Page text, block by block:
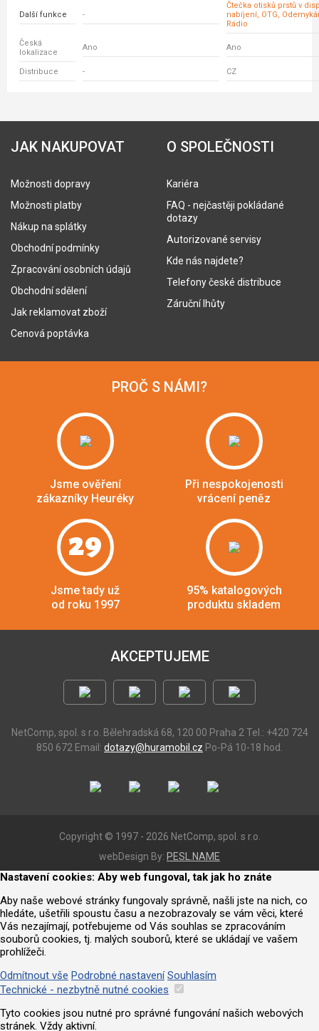
Další funkce -
Čtečka otisků prstů v
nabíjení, OTG,
Rádio
Česká
lokalizace
Ano Ano
Distribuce - CZ
JAK NAKUPOVAT
Možnosti dopravy
Možnosti platby
Nákup na splátky
Obchodní podmínky
Zpracování osobních údajů
Obchodní sdělení
Jak reklamovat zboží
Cenová poptávka
O SPOLEČNOSTI
Kariéra
FAQ - nejčastěji pokládané
dotazy
Autorizované servisy
Kde nás najdete?
Telefony české distribuce
Záruční lhůty
PROČ S NÁMI?
Jsme ověření
zákazníky Heuréky
Při nespokojenosti
vrácení peněz
29
Jsme tady už
od roku 1997
95% katalogových
produktu skladem
AKCEPTUJEME
NetComp, spol. s r.o. Bělehradská 68, 120 00 Praha 2 Tel.: +420 724
850 672 Email: dotazy@huramobil.cz Po-Pá 10-18 hod.
Copyright © 1997 - 2026 NetComp, spol. s r.o.
webDesign By: PESL.NAME
Nastavení cookies: Aby web fungoval, tak jak ho znáte
Aby naše webové stránky fungovaly správně, našli jste na nich, co
hledáte, ušetřili spoustu času a nezobrazovaly se vám věci, které
Vás nezajímají, potřebujeme od Vás souhlas se zpracováním
souborů cookies, tj. malých souborů, které se ukládají ve vašem
prohlížeči.
Odmítnout vše Podrobné nastavení Souhlasím
Technické - nezbytně nutné cookies
Tyto cookies jsou nutné pro správné fungování našich webových
stránek. Vždy aktivní.